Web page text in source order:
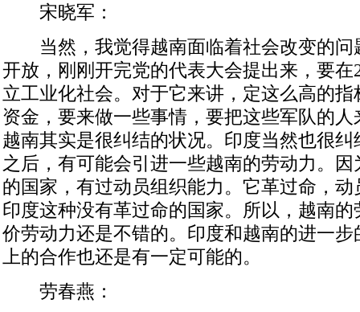
宋晓军：
当然，我觉得越南面临着社会改变的问
开放，刚刚开完党的代表大会提出来，要在
立工业化社会。对于它来讲，定这么高的
资金，要来做一些事情，要把这些军队的
越南其实是很纠结的状况。印度当然也很
之后，有可能会引进一些越南的劳动力。
的国家，有过动员组织能力。它革过命，
印度这种没有革过命的国家。所以，越南
价劳动力还是不错的。印度和越南的进一
上的合作也还是有一定可能的。
劳春燕：